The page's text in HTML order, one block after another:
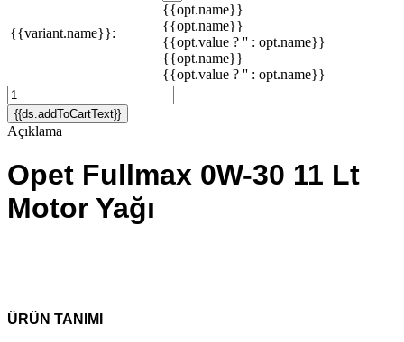
{{variant.name}}:
{{opt.name}}
{{opt.name}}
{{opt.value ? '' : opt.name}}
{{opt.name}}
{{opt.value ? '' : opt.name}}
{{ds.addToCartText}}
Açıklama
Opet Fullmax 0W-30 11 Lt
Motor Yağı
ÜRÜN TANIMI